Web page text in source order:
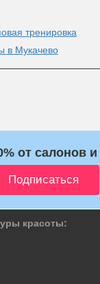
тренировка
в Мукачево
от салонов
красоты: